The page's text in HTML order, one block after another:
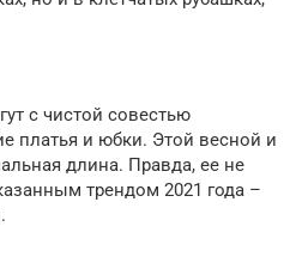
с чистой совестью
платья и юбки. Этой весной и
длина. Правда, ее не
трендом 2021 года –